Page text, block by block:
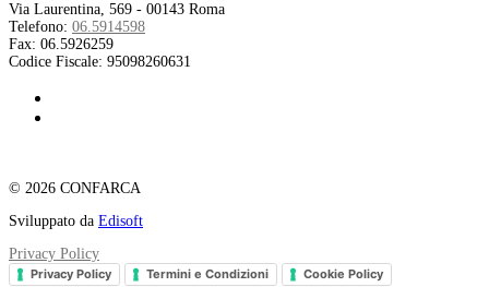
Via Laurentina, 569 - 00143 Roma
Telefono: 06.5914598
Fax: 06.5926259
Codice Fiscale: 95098260631
© 2026 CONFARCA
Sviluppato da Edisoft
Privacy Policy
Privacy Policy Termini e Condizioni Cookie Policy